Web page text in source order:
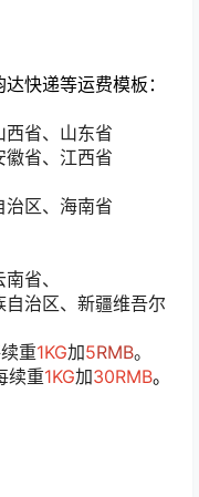
快递等运费模板：
省、山东省
省、江西省
区、海南省
省、
自治区、新疆维吾尔
重1KG加5RMB。
续重1KG加30RMB。